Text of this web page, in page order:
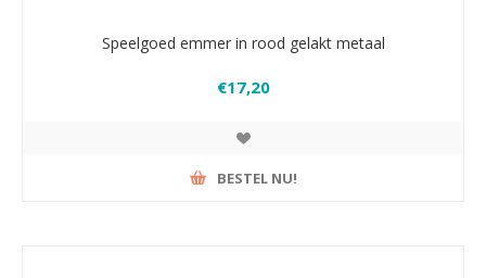
Speelgoed emmer in rood gelakt metaal
€17,20
BESTEL NU!